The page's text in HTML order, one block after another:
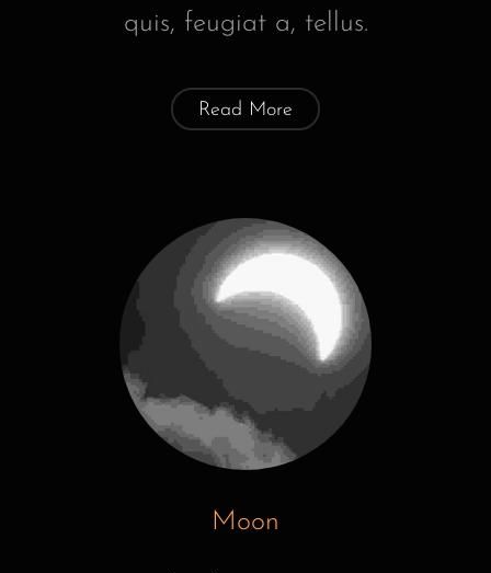
quis, feugiat a, tellus.
Read More
Moon